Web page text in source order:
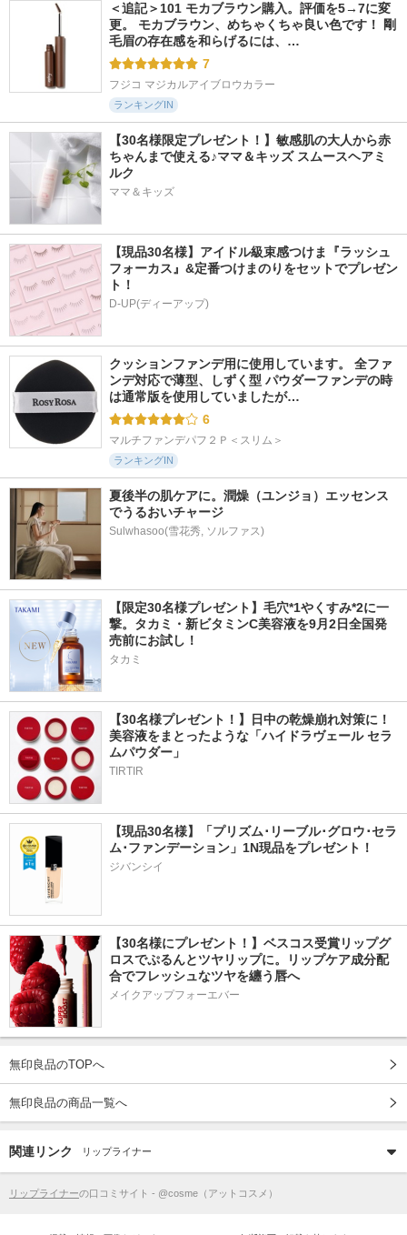
＜追記＞101 モカブラウン購入。評価を5→7に変
更。 モカブラウン、めちゃくちゃ良い色です！ 剛
毛眉の存在感を和らげるには、…
7
フジコ マジカルアイブロウカラー
ランキングIN
【30名様限定プレゼント！】敏感肌の大人から赤
ちゃんまで使える♪ママ＆キッズ スムースヘアミ
ルク
ママ＆キッズ
【現品30名様】アイドル級束感つけま『ラッシュ
フォーカス』&定番つけまのりをセットでプレゼン
ト！
D-UP(ディーアップ)
クッションファンデ用に使用しています。 全ファ
ンデ対応で薄型、しずく型 パウダーファンデの時
は通常版を使用していましたが…
6
マルチファンデパフ２Ｐ＜スリム＞
ランキングIN
夏後半の肌ケアに。潤燥（ユンジョ）エッセンス
でうるおいチャージ
Sulwhasoo(雪花秀, ソルファス)
【限定30名様プレゼント】毛穴*1やくすみ*2に一
撃。タカミ・新ビタミンC美容液を9月2日全国発
売前にお試し！
タカミ
【30名様プレゼント！】日中の乾燥崩れ対策に！
美容液をまとったような「ハイドラヴェール セラ
ムパウダー」
TIRTIR
【現品30名様】「プリズム･リーブル･グロウ･セラ
ジバンシイ
【30名様にプレゼント！】ベスコス受賞リップグ
ロスでぷるんとツヤリップに。リップケア成分配
合でフレッシュなツヤを纏う唇へ
メイクアップフォーエバー
無印良品のTOPへ
無印良品の商品一覧へ
関連リンク リップライナー
リップライナーの口コミサイト - @cosme（アットコスメ）